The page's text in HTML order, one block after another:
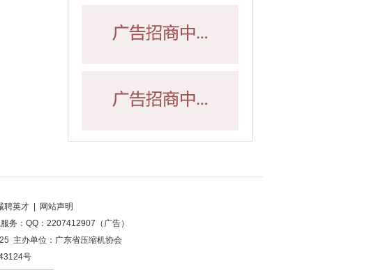
聘英才|
网站声明
务：QQ：2207412907（广告）
主办单位：广东省压缩机协会
号